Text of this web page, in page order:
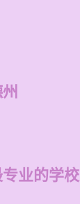
业的学校